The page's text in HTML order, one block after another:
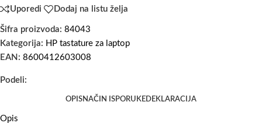
Uporedi Dodaj na listu želja
Šifra proizvoda: 84043
Kategorija: HP tastature za laptop
EAN: 8600412603008
Podeli:
OPISNAČIN ISPORUKEDEKLARACIJA
Opis